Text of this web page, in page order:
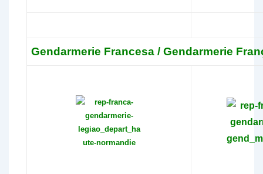
Gendarmerie Francesa / Gendarmerie